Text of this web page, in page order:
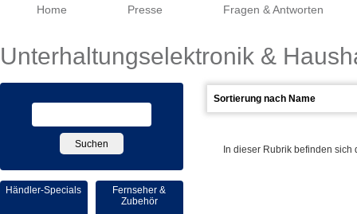
Home Presse Fragen & Antworten
Unterhaltungselektronik &
In dieser Rubrik befinden
Händler-Specials
Fernseher &
Zubehör